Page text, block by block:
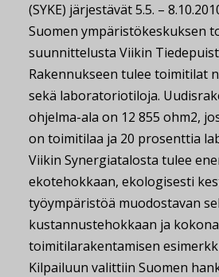
(SYKE) järjestävät 5.5. –
Suomen ympäristökeskuksen
suunnittelusta Viikin
Rakennukseen tulee toimitilat
sekä laboratoriotiloja.
ohjelma-ala on 12 855 ohm2,
on toimitilaa ja 20 prosenttia
Viikin Synergiatalosta tulee
ekotehokkaan, ekologisesti
työympäristöä muodostavan
kustannustehokkaan ja
toimitilarakentamisen
Kilpailuun valittiin Suomen